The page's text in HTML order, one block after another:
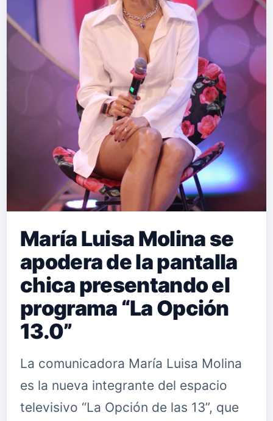
adelantos "R3ALID4D", "mi am0r",
"desde arriba" y "olvido". "solitude" es
una canción que habla sobre
encontrarse en un punto diferente al
de la otra persona dentro de una
relación afectiva. Es un tema repleto
de nost…
María Luisa Molina se
apodera de la pantalla
chica presentando el
programa “La Opción
13.0”
La comunicadora María Luisa Molina
es la nueva integrante del espacio
televisivo “La Opción de las 13”, que